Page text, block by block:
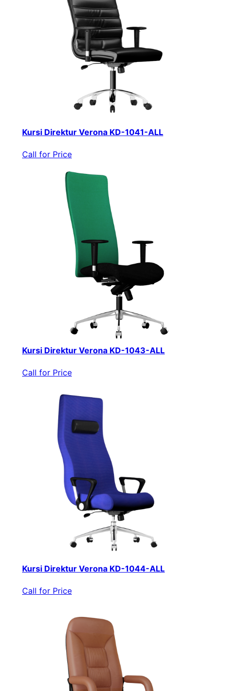
Kursi Direktur Verona KD-1041-ALL
Call for Price
Kursi Direktur Verona KD-1043-ALL
Call for Price
Kursi Direktur Verona KD-1044-ALL
Call for Price